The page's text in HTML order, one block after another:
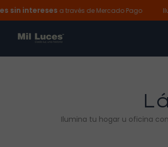
Ir
al
contenido
interesesa través de Mercado Pago Ilumina
Ilumina tu hogar u oficina